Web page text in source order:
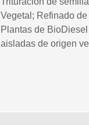
Vegetal; Refinado
Plantas de
aisladas de origen